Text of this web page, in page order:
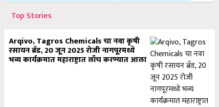
Top Stories
Arqivo, Tagros Chemicals चा नवा कृषी
रसायन ब्रँड, 20 जून 2025 रोजी नागपूरमध्ये
भव्य कार्यक्रमात महाराष्ट्रात लाँच करण्यात आला